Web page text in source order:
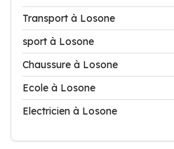
Transport à Losone
sport à Losone
Chaussure à Losone
Ecole à Losone
Electricien à Losone